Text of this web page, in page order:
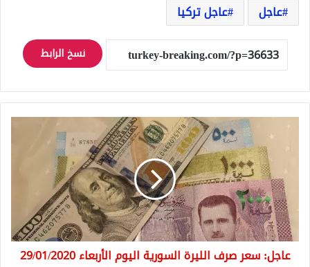
عاجل
عاجل تركيا
نسخ الرابط
السورية
اليوم
الأربعاء
29/01/2020
عاجل: سعر صرف الليرة السورية اليوم الأربعاء 29/01/2020